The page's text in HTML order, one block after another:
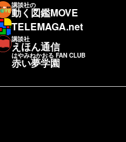
講談社の
動く図鑑MOVE
TELEMAGA.net
講談社
えほん通信
はやみねかおる FAN CLUB
赤い夢学園